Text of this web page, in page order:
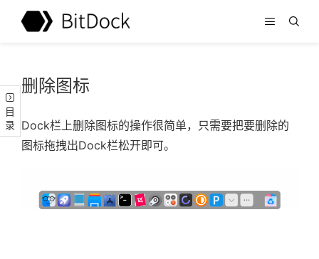
目录
删除图标
Dock栏上删除图标的操作很简单，只需要把要删除的
图标拖拽出Dock栏松开即可。